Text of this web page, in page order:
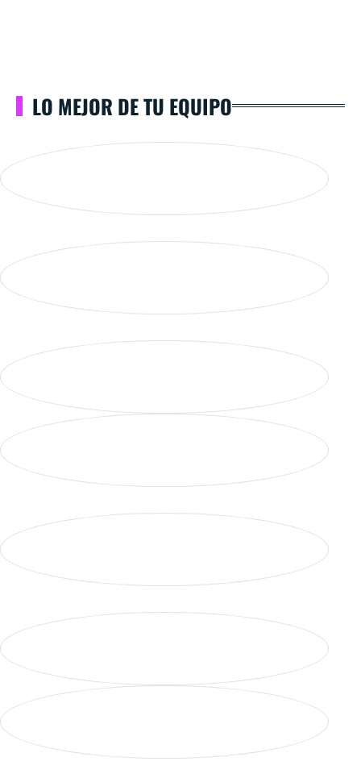
LO MEJOR DE TU EQUIPO